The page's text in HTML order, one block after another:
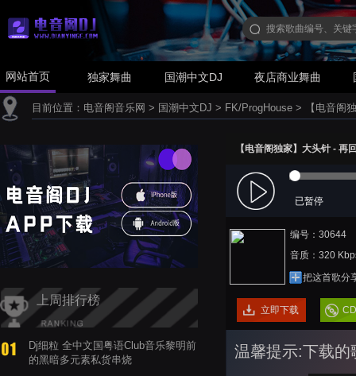
网站首页 独家舞曲 国潮中文DJ 夜店商业舞曲
目前位置： 电音阁音乐网 > 国潮中文DJ > FK/ProgHouse > 【电音阁
上周排行榜
Dj细粒 全中文国粤语Club音乐黎明前
的黑暗多元素私货串烧
【电音阁独家】大头针 -
已暂停
编号：30644
音质：320
把这首歌分
立即下载
温馨提示:下载的